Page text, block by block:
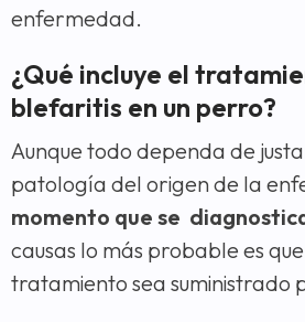
enfermedad.
¿Qué incluye el
blefaritis en un perro?
Aunque todo dependa de
patología del origen de la
momento que se
causas lo más probable es
tratamiento sea suministrado